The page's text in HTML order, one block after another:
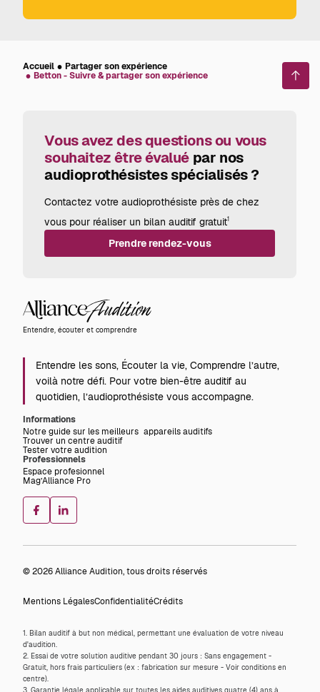
Accueil
Partager son expérience
Betton - Suivre & partager son expérience
en
Vous avez des questions ou vous
souhaitez être évalué par nos
audioprothésistes spécialisés ?
Contactez votre audioprothésiste près de chez
vous pour réaliser un bilan auditif gratuit1
Prendre rendez-vous
Audition
Entendre, écouter et comprendre
Entendre les sons, Écouter la vie, Comprendre l’autre,
voilà notre défi. Pour votre bien-être auditif au
quotidien, l’audioprothésiste vous accompagne.
Informations
Notre guide sur les meilleurs appareils auditifs
Trouver un centre auditif
Tester votre audition
Professionnels
Espace profesionnel
Mag’Alliance Pro
© 2026 Alliance Audition, tous droits réservés
Mentions LégalesConfidentialitéCrédits
1. Bilan auditif à but non médical, permettant une évaluation de votre niveau
d'audition.
2. Essai de votre solution auditive pendant 30 jours : Sans engagement -
Gratuit, hors frais particuliers (ex : fabrication sur mesure - Voir conditions en
centre).
3. Garantie légale applicable sur toutes les aides auditives quatre (4) ans à